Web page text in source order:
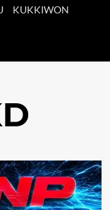
KUKKIWON